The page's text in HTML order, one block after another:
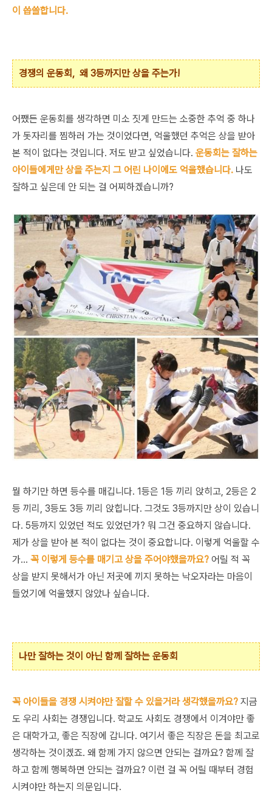
이 씁쓸합니다.
경쟁의 운동회, 왜 3등까지만 상을 주는가!
어쨌든 운동회를 생각하면 미소 짓게 만드는 소중한 추억 중 하나
가 돗자리를 찜하러 가는 것이었다면, 억울했던 추억은 상을 받아
본 적이 없다는 것입니다. 저도 받고 싶었습니다. 운동회는 잘하는
아이들에게만 상을 주는지 그 어린 나이에도 억울했습니다. 나도
잘하고 싶은데 안 되는 걸 어찌하겠습니까?
뭘 하기만 하면 등수를 매깁니다. 1등은 1등 끼리 앉히고, 2등은 2
등 끼리, 3등도 3등 끼리 앉힙니다. 그것도 3등까지만 상이 있습니
다. 5등까지 있었던 적도 있었던가? 뭐 그건 중요하지 않습니다.
제가 상을 받아 본 적이 없다는 것이 중요합니다. 이렇게 억울할 수
가... 꼭 이렇게 등수를 매기고 상을 주어야했을까요? 어릴 적 꼭
상을 받지 못해서가 아닌 저곳에 끼지 못하는 낙오자라는 마음이
들었기에 억울했지 않았나 싶습니다.
나만 잘하는 것이 아닌 함께 잘하는 운동회
꼭 아이들을 경쟁 시켜야만 잘할 수 있을거라 생각했을까요? 지금
도 우리 사회는 경쟁입니다. 학교도 사회도 경쟁에서 이겨야만 좋
은 대학가고, 좋은 직장에 갑니다. 여기서 좋은 직장은 돈을 최고로
생각하는 것이겠죠. 왜 함께 가지 않으면 안되는 걸까요? 함께 잘
하고 함께 행복하면 안되는 걸까요? 이런 걸 꼭 어릴 때부터 경험
시켜야만 하는지 의문입니다.